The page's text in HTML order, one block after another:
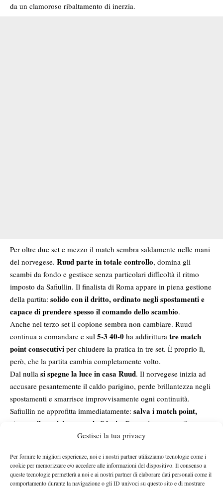
Gestisci la tua privacy
Per fornire le migliori esperienze, noi e i nostri partner utilizziamo tecnologie come i
cookie per memorizzare e/o accedere alle informazioni del dispositivo. Il consenso a
queste tecnologie permetterà a noi e ai nostri partner di elaborare dati personali come il
comportamento durante la navigazione o gli ID univoci su questo sito e di mostrare
da un clamoroso ribaltamento di inerzia.
Per oltre due set e mezzo il match sembra saldamente nelle mani
del norvegese. Ruud parte in totale controllo, domina gli
scambi da fondo e gestisce senza particolari difficoltà il ritmo
imposto da Safiullin. Il finalista di Roma appare in piena gestione
della partita: solido con il dritto, ordinato negli spostamenti e
capace di prendere spesso il comando dello scambio.
Anche nel terzo set il copione sembra non cambiare. Ruud
continua a comandare e sul 5-3 40-0 ha addirittura tre match
point consecutivi per chiudere la pratica in tre set. È proprio lì,
però, che la partita cambia completamente volto.
Dal nulla si spegne la luce in casa Ruud. Il norvegese inizia ad
accusare pesantemente il caldo parigino, perde brillantezza negli
spostamenti e smarrisce improvvisamente ogni continuità.
Safiullin ne approfitta immediatamente: salva i match point,
strappa il servizio e prende fiducia
. Da quel momento il russo
infila un parziale devastante diundici giochi consecutivi
praticamente immobile, incapace di muoversi con efficacia. Il6-0
con cui il russo trascina il match al quinto racconta perfettamente
il momento vissuto dal norvegese, apparso a un passo dal crollo